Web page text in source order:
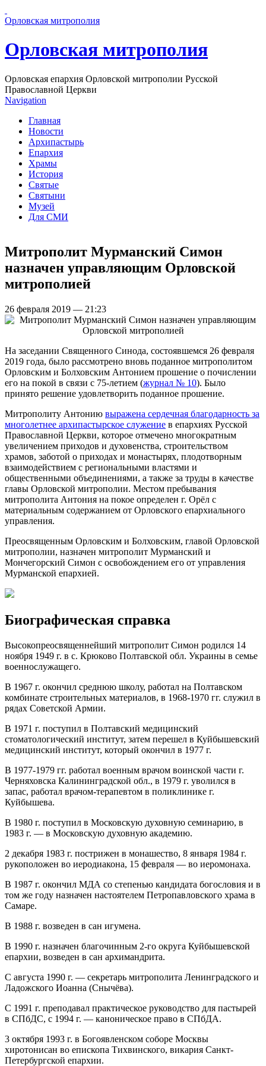
Орловская митрополия
Орловская митрополия
Орловская епархия Орловской митрополии Русской
Православной Церкви
Navigation
Главная
Новости
Архипастырь
Епархия
Храмы
История
Святые
Святыни
Музей
Для СМИ
Митрополит Мурманский Симон
назначен управляющим Орловской
митрополией
26 февраля 2019 — 21:23
На заседании Священного Синода, состоявшемся 26 февраля
2019 года, было рассмотрено вновь поданное митрополитом
Орловским и Болховским Антонием прошение о почислении
его на покой в связи с 75-летием (журнал № 10). Было
принято решение удовлетворить поданное прошение.
Митрополиту Антонию выражена сердечная благодарность за
многолетнее архипастырское служение в епархиях Русской
Православной Церкви, которое отмечено многократным
увеличением приходов и духовенства, строительством
храмов, заботой о приходах и монастырях, плодотворным
взаимодействием с региональными властями и
общественными объединениями, а также за труды в качестве
главы Орловской митрополии. Местом пребывания
митрополита Антония на покое определен г. Орёл с
материальным содержанием от Орловского епархиального
управления.
Преосвященным Орловским и Болховским, главой Орловской
митрополии, назначен митрополит Мурманский и
Мончегорский Симон с освобождением его от управления
Мурманской епархией.
Биографическая справка
Высокопреосвященнейший митрополит Симон родился 14
ноября 1949 г. в с. Крюково Полтавской обл. Украины в семье
военнослужащего.
В 1967 г. окончил среднюю школу, работал на Полтавском
комбинате строительных материалов, в 1968-1970 гг. служил в
рядах Советской Армии.
В 1971 г. поступил в Полтавский медицинский
стоматологический институт, затем перешел в Куйбышевский
медицинский институт, который окончил в 1977 г.
В 1977-1979 гг. работал военным врачом воинской части г.
Черняховска Калининградской обл., в 1979 г. уволился в
запас, работал врачом-терапевтом в поликлинике г.
Куйбышева.
В 1980 г. поступил в Московскую духовную семинарию, в
1983 г. — в Московскую духовную академию.
2 декабря 1983 г. пострижен в монашество, 8 января 1984 г.
рукоположен во иеродиакона, 15 февраля — во иеромонаха.
В 1987 г. окончил МДА со степенью кандидата богословия и в
том же году назначен настоятелем Петропавловского храма в
Самаре.
В 1988 г. возведен в сан игумена.
В 1990 г. назначен благочинным 2-го округа Куйбышевской
епархии, возведен в сан архимандрита.
С августа 1990 г. — секретарь митрополита Ленинградского и
Ладожского Иоанна (Снычёва).
С 1991 г. преподавал практическое руководство для пастырей
в СПбДС, с 1994 г. — каноническое право в СПбДА.
3 октября 1993 г. в Богоявленском соборе Москвы
хиротонисан во епископа Тихвинского, викария Санкт-
Петербургской епархии.